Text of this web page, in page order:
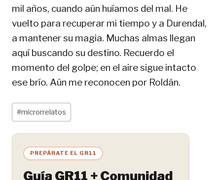
mil años, cuando aún huíamos del mal. He
vuelto para recuperar mi tiempo y a Durendal,
a mantener su magia. Muchas almas llegan
aquí buscando su destino. Recuerdo el
momento del golpe; en el aire sigue intacto
ese brío. Aún me reconocen por Roldán.
Etiquetas
de
la
entrada:
#microrrelatos
PREPÁRATE EL GR11
Guía GR11 + Comunidad